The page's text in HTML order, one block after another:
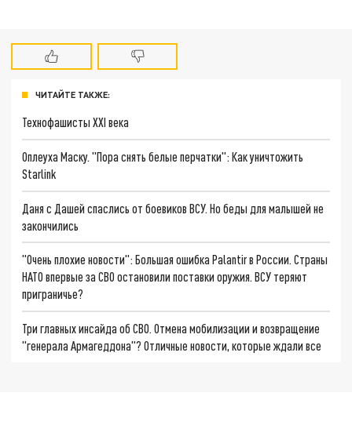
ЧИТАЙТЕ ТАКЖЕ:
Технофашисты XXI века
Оплеуха Маску. "Пора снять белые перчатки": Как уничтожить
Starlink
Даня с Дашей спаслись от боевиков ВСУ. Но беды для малышей не
закончились
"Очень плохие новости": Большая ошибка Palantir в России. Страны
НАТО впервые за СВО остановили поставки оружия. ВСУ теряют
приграничье?
Три главных инсайда об СВО. Отмена мобилизации и возвращение
"генерала Армагеддона"? Отличные новости, которые ждали все